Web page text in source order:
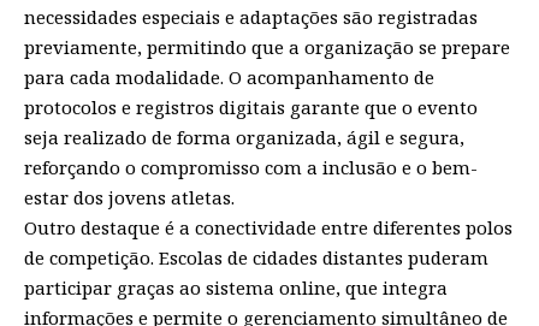
necessidades especiais e adaptações são registradas
previamente, permitindo que a organização se prepare
para cada modalidade. O acompanhamento de
protocolos e registros digitais garante que o evento
seja realizado de forma organizada, ágil e segura,
reforçando o compromisso com a inclusão e o bem-
estar dos jovens atletas.
Outro destaque é a conectividade entre diferentes polos
de competição. Escolas de cidades distantes puderam
participar graças ao sistema online, que integra
informações e permite o gerenciamento simultâneo de